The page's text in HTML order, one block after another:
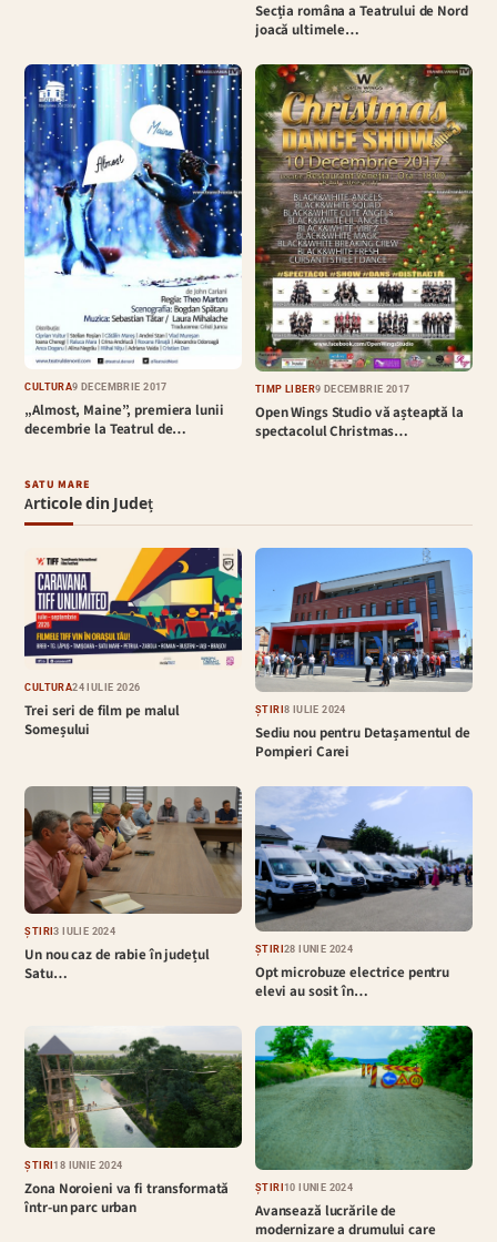
Secția româna a Teatrului de Nord
joacă ultimele…
CULTURĂ9 DECEMBRIE 2017
„Almost, Maine”, premiera lunii
decembrie la Teatrul de…
TIMP LIBER9 DECEMBRIE 2017
Open Wings Studio vă așteaptă la
spectacolul Christmas…
SATU MARE
Articole din Județ
CULTURĂ24 IULIE 2026
Trei seri de film pe malul
Someșului
ȘTIRI8 IULIE 2024
Sediu nou pentru Detașamentul de
Pompieri Carei
ȘTIRI3 IULIE 2024
Un nou caz de rabie în județul
Satu…
ȘTIRI28 IUNIE 2024
Opt microbuze electrice pentru
elevi au sosit în…
ȘTIRI18 IUNIE 2024
Zona Noroieni va fi transformată
într-un parc urban
ȘTIRI10 IUNIE 2024
Avansează lucrările de
modernizare a drumului care